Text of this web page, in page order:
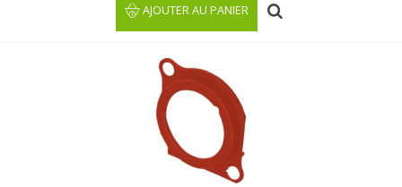
AJOUTER AU PANIER